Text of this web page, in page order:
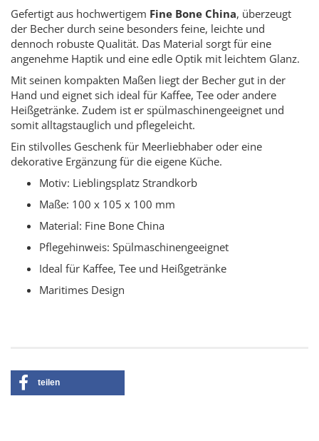
Gefertigt aus hochwertigem Fine Bone China, überzeugt
der Becher durch seine besonders feine, leichte und
dennoch robuste Qualität. Das Material sorgt für eine
angenehme Haptik und eine edle Optik mit leichtem Glanz.
Mit seinen kompakten Maßen liegt der Becher gut in der
Hand und eignet sich ideal für Kaffee, Tee oder andere
Heißgetränke. Zudem ist er spülmaschinengeeignet und
somit alltagstauglich und pflegeleicht.
Ein stilvolles Geschenk für Meerliebhaber oder eine
dekorative Ergänzung für die eigene Küche.
Motiv: Lieblingsplatz Strandkorb
Maße: 100 x 105 x 100 mm
Material: Fine Bone China
Pflegehinweis: Spülmaschinengeeignet
Ideal für Kaffee, Tee und Heißgetränke
Maritimes Design
teilen